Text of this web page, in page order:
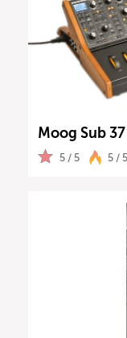
Moog Sub
5 / 5 5 / 5